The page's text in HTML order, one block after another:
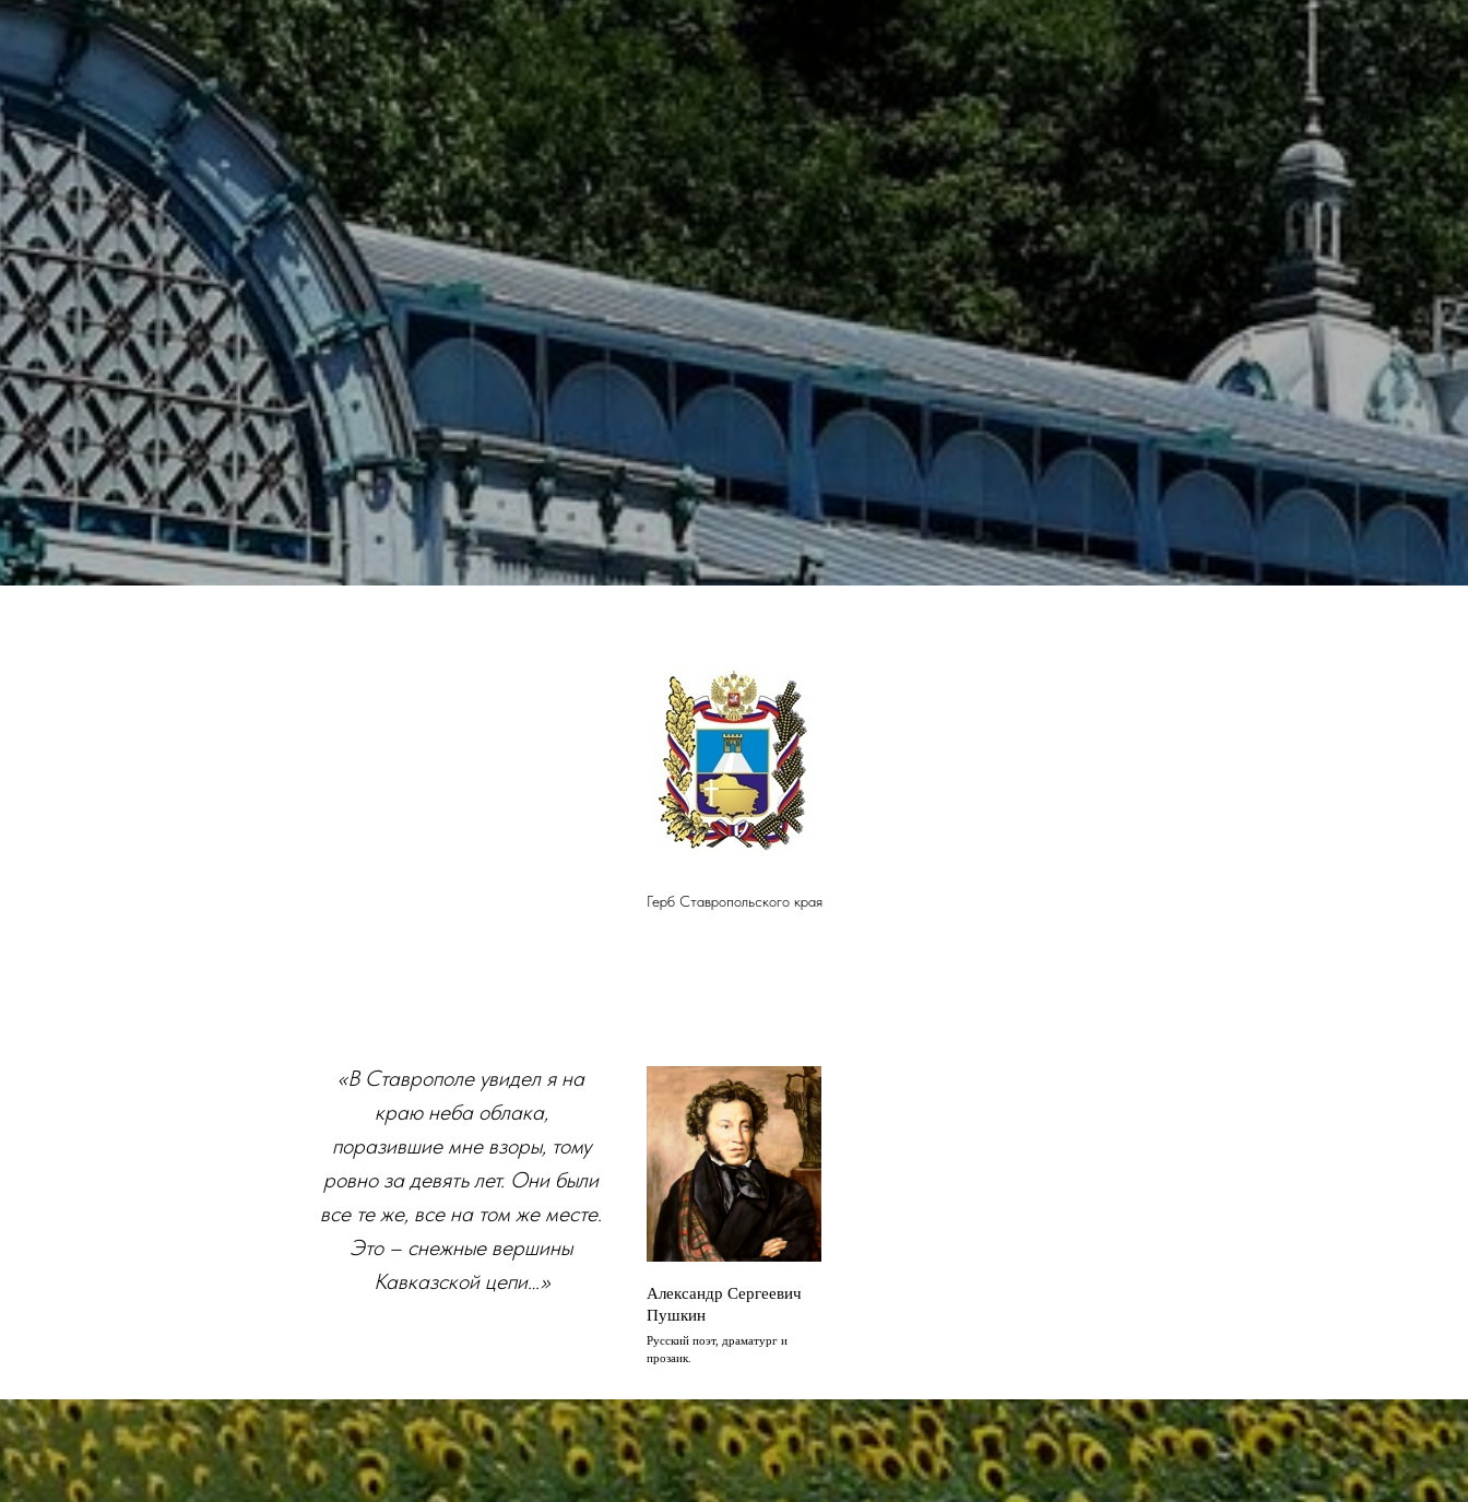
Герб Ставропольского края
«В Ставрополе увидел я на
краю неба облака,
поразившие мне взоры, тому
ровно за девять лет. Они были
все те же, все на том же месте.
Это – снежные вершины
Кавказской цепи…»
Александр Сергеевич
Пушкин
Русский поэт, драматург и
прозаик.